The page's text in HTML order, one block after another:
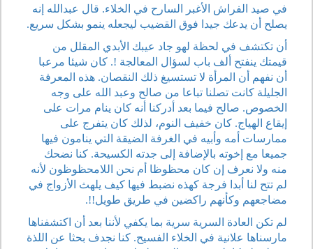
في صيد الفراش الأغبر السارح في الخلاء. قال عبدالله إنه
يصلح أن يدعك جيدا فوق القضيب ليجعله ينمو بشكل سريع.
أن تكتشف في لحظة لهو جاد عيبك الأبدي المقلل من
قيمتك ينفتح ألف باب لسؤال المعالجة !. كان شيئا مرعبا
أن نفهم أن المرأة لا تستسيغ ذلك النقصان. هذه المعرفة
الجليلة كانت تصلنا تباعا من صالح وعبد الله على وجه
الخصوص. صالح فيما بعد أدركنا أنه كان ينام مرات على
إيقاع الهياج. كان خفيف النوم، لذلك كان يتفرج على
ممارسات أمه وأبيه في الغرفة الضيقة التي ينامون فيها
جميعا مع إخوته بالإضافة إلى جدته الكسيحة. كنا نضحك
منه ولا نعرف إن كان محظوظا أم نحن اللامحظوظون لأنه
لم تتح لنا أبدا فرجة كهذه نضبط فيها كيف يلهث الأزواج في
مضاجعهم وكأنهم راكضين في طريق طويل!!.
لم تكن العادة السرية سرية بما يكفي لأننا بعد أن اكتشفناها
مارسناها علانية في الخلاء الفسيح. كنا نجدف بحثا عن اللذة